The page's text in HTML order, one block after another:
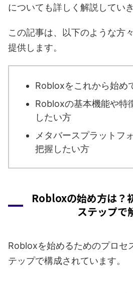
についても詳しく解説していき
この記事は、以下のような方
提供します。
Robloxをこれから始め
Robloxの基本機能や特
したい方
メタバースプラットフ
把握したい方
Robloxの始め方は？
ステップで
Robloxを始めるためのプロセ
テップで構成されています。